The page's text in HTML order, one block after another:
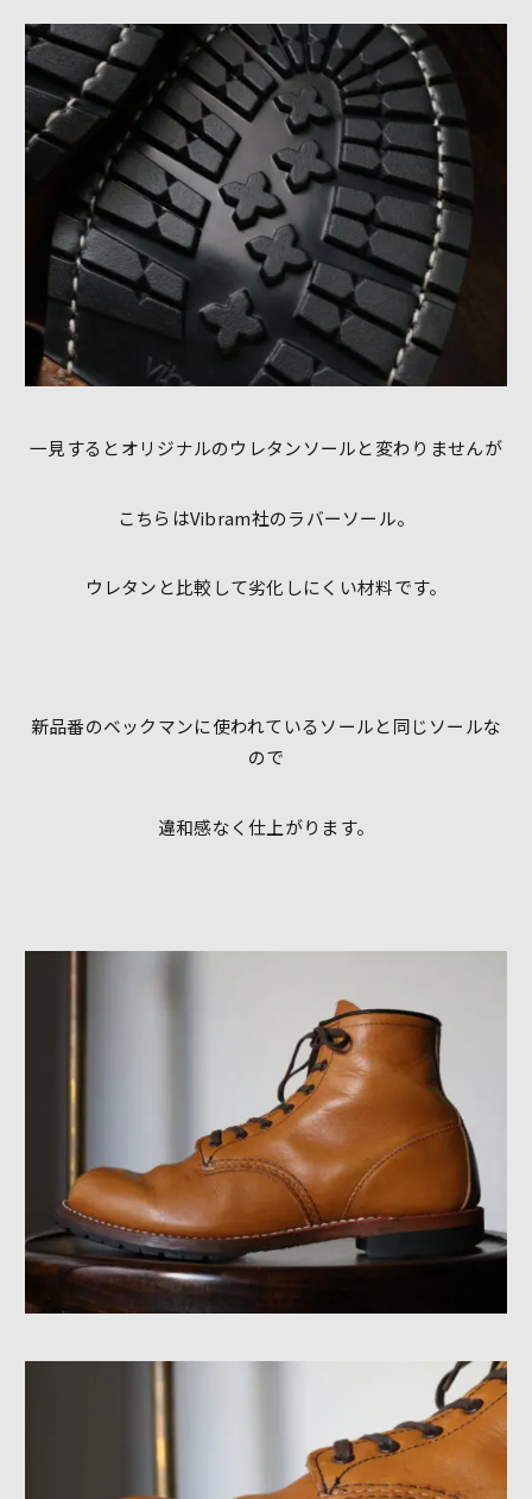
一見するとオリジナルのウレタンソールと変わりませんが
こちらはVibram社のラバーソール。
ウレタンと比較して劣化しにくい材料です。
新品番のベックマンに使われているソールと同じソールな
ので
違和感なく仕上がります。